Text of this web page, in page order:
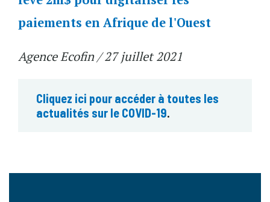
paiements en Afrique de l'Ouest
Agence Ecofin / 27 juillet 2021
Cliquez ici pour accéder à toutes les
actualités sur le COVID-19.